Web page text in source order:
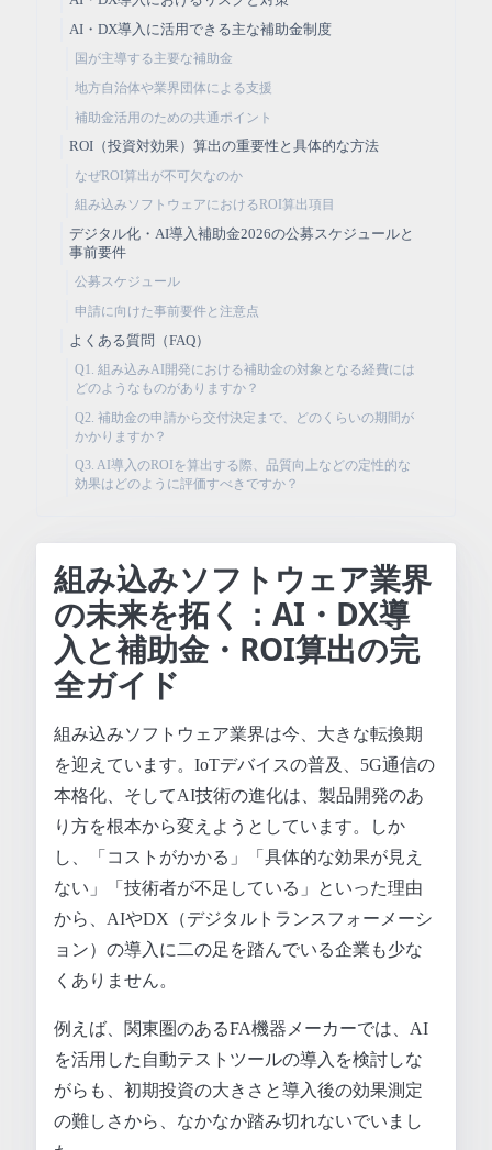
AI・DX導入に活用できる主な補助金制度
国が主導する主要な補助金
地方自治体や業界団体による支援
補助金活用のための共通ポイント
ROI（投資対効果）算出の重要性と具体的な方法
なぜROI算出が不可欠なのか
組み込みソフトウェアにおけるROI算出項目
デジタル化・AI導入補助金2026の公募スケジュールと
事前要件
公募スケジュール
申請に向けた事前要件と注意点
よくある質問（FAQ）
Q1. 組み込みAI開発における補助金の対象となる経費には
どのようなものがありますか？
Q2. 補助金の申請から交付決定まで、どのくらいの期間が
かかりますか？
Q3. AI導入のROIを算出する際、品質向上などの定性的な
効果はどのように評価すべきですか？
組み込みソフトウェア業界
の未来を拓く：AI・DX導
入と補助金・ROI算出の完
全ガイド
組み込みソフトウェア業界は今、大きな転換期
を迎えています。IoTデバイスの普及、5G通信の
本格化、そしてAI技術の進化は、製品開発のあ
り方を根本から変えようとしています。しか
し、「コストがかかる」「具体的な効果が見え
ない」「技術者が不足している」といった理由
から、AIやDX（デジタルトランスフォーメーシ
ョン）の導入に二の足を踏んでいる企業も少な
くありません。
例えば、関東圏のあるFA機器メーカーでは、AI
を活用した自動テストツールの導入を検討しな
がらも、初期投資の大きさと導入後の効果測定
の難しさから、なかなか踏み切れないでいまし